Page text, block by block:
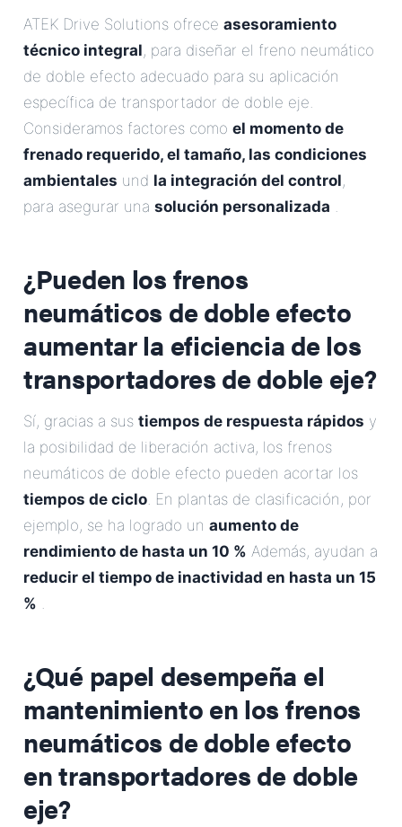
ATEK Drive Solutions ofrece asesoramiento
técnico integral, para diseñar el freno neumático
de doble efecto adecuado para su aplicación
específica de transportador de doble eje.
Consideramos factores como el momento de
frenado requerido, el tamaño, las condiciones
ambientales und la integración del control,
para asegurar una solución personalizada .
¿Pueden los frenos
neumáticos de doble efecto
aumentar la eficiencia de los
transportadores de doble eje?
Sí, gracias a sus tiempos de respuesta rápidos y
la posibilidad de liberación activa, los frenos
neumáticos de doble efecto pueden acortar los
tiempos de ciclo. En plantas de clasificación, por
ejemplo, se ha logrado un aumento de
rendimiento de hasta un 10 % Además, ayudan a
reducir el tiempo de inactividad en hasta un 15
% .
¿Qué papel desempeña el
mantenimiento en los frenos
neumáticos de doble efecto
en transportadores de doble
eje?